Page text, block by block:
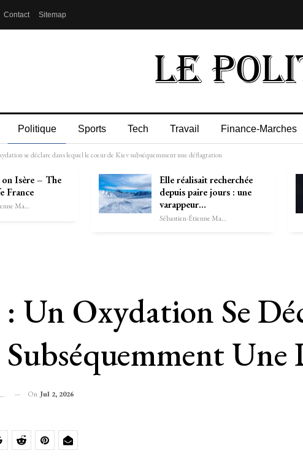
Contact Sitemap
Politique Sports Tech Travail Finance-Marches
se déclare dans lequel le coeur de Kiev subséquemment une déflagration
Isère – The
France
Sébastien-Étienne Marechal
Elle réalisait recherchée
depuis paire jours : une
varappeur…
Sébastien-Étienne Marechal
Un Oxydation Se
On Jul 2, 2026